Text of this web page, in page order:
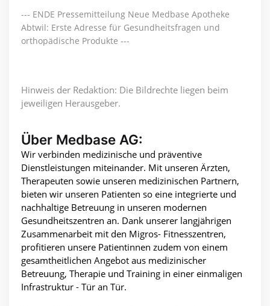
--- ENDE Pressemitteilung Neue Medbase Apotheke
Abtwil: Erste Adresse für Gesundheitsfragen und
orthopädische Produkte ---
Hinweis der Redaktion: Die Bildrechte liegen beim
jeweiligen Herausgeber.
Über Medbase AG:
Wir verbinden medizinische und präventive
Dienstleistungen miteinander. Mit unseren Ärzten,
Therapeuten sowie unseren medizinischen Partnern,
bieten wir unseren Patienten so eine integrierte und
nachhaltige Betreuung in unseren modernen
Gesundheitszentren an. Dank unserer langjährigen
Zusammenarbeit mit den Migros- Fitnesszentren,
profitieren unsere Patientinnen zudem von einem
gesamtheitlichen Angebot aus medizinischer
Betreuung, Therapie und Training in einer einmaligen
Infrastruktur - Tür an Tür.